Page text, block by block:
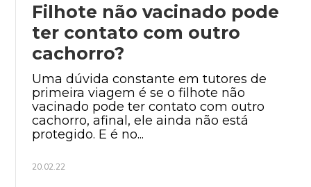
Filhote não vacinado pode
ter contato com outro
cachorro?
Uma dúvida constante em tutores de
primeira viagem é se o filhote não
vacinado pode ter contato com outro
cachorro, afinal, ele ainda não está
protegido. E é no...
20.02.22